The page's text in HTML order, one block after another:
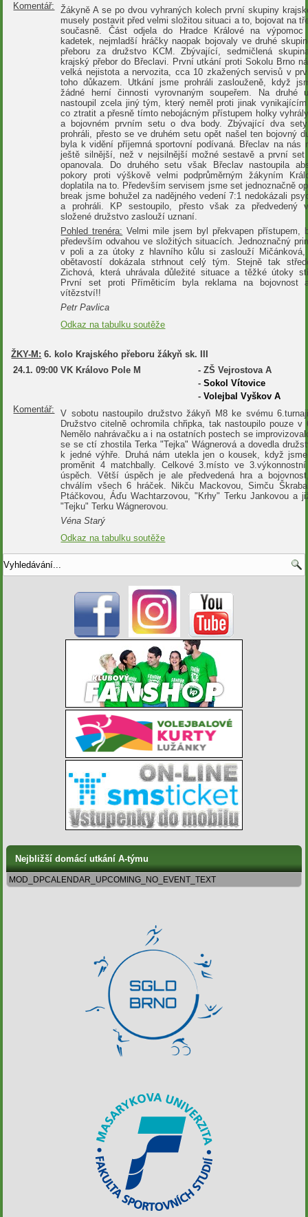
Komentář:
Žákyně A se po dvou vyhraných kolech první skupiny
musely postavit před velmi složitou situaci a to, bojovat na
současně. Část odjela do Hradce Králové na
kadetek, nejmladší hráčky naopak bojovaly ve druhé
přeboru za družstvo KCM. Zbývající, sedmičlená
krajský přebor do Břeclavi. První utkání proti Sokolu Brno
velká nejistota a nervozita, cca 10 zkažených servisů v
toho důkazem. Utkání jsme prohráli zaslouženě, když
žádné herní činnosti vyrovnaným soupeřem. Na druhé
nastoupil zcela jiný tým, který neměl proti jinak
co ztratit a přesně tímto nebojácným přístupem holky
a bojovném prvním setu o dva body. Zbývající dva
prohráli, přesto se ve druhém setu opět našel ten bojovný
byla k vidění příjemná sportovní podívaná. Břeclav na nás
ještě silnější, než v nejsilnější možné sestavě a první set
opanovala. Do druhého setu však Břeclav nastoupila
pokory proti výškově velmi podprůměrným žákyním
doplatila na to. Především servisem jsme set jednoznačně
break jsme bohužel za nadějného vedení 7:1 nedokázali
a prohráli. KP sestoupilo, přesto však za předvedený
složené družstvo zaslouží uznaní.
Pohled trenéra: Velmi mile jsem byl překvapen přístupem,
především odvahou ve složitých situacích. Jednoznačný
v poli a za útoky z hlavního kůlu si zaslouží
obětavostí dokázala strhnout celý tým. Stejně tak
Zichová, která uhrávala důležité situace a těžké útoky
První set proti Příměticím byla reklama na bojovnost
vítězství!!
Petr Pavlica
Odkaz na tabulku soutěže
ŽKY-M: 6. kolo Krajského přeboru žákyň sk. III
24.1. 09:00 VK Královo Pole M - ZŠ Vejrostova A
- Sokol Vítovice
- Volejbal Vyškov A
Komentář:
V sobotu nastoupilo družstvo žákyň M8 ke svému
Družstvo citelně ochromila chřipka, tak nastoupilo pouze v
Nemělo nahrávačku a i na ostatních postech se
se se ctí zhostila Terka "Tejka" Wágnerová a dovedla
k jedné výhře. Druhá nám utekla jen o kousek, když
proměnit 4 matchbally. Celkové 3.místo ve
úspěch. Větší úspěch je ale předvedená hra a
chválím všech 6 hráček. Nikču Mackovou, Simču
Ptáčkovou, Áďu Wachtarzovou, "Krhy" Terku Jankovou a
"Tejku" Terku Wágnerovou.
Véna Starý
Odkaz na tabulku soutěže
Nejbližší domácí utkání A-týmu
MOD_DPCALENDAR_UPCOMING_NO_EVENT_TEXT